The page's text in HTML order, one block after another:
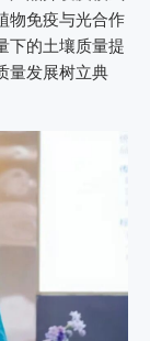
物免疫与光合作
下的土壤质量提
量发展树立典